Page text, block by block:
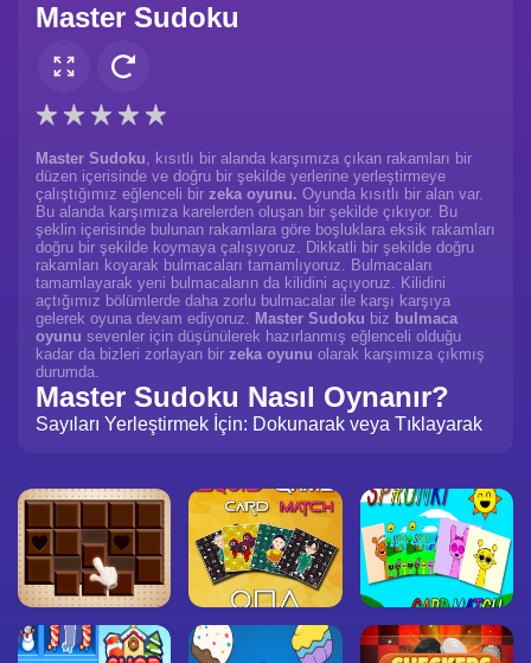
Master Sudoku
Master Sudoku, kısıtlı bir alanda karşımıza çıkan rakamları bir
düzen içerisinde ve doğru bir şekilde yerlerine yerleştirmeye
çalıştığımız eğlenceli bir zeka oyunu. Oyunda kısıtlı bir alan var.
Bu alanda karşımıza karelerden oluşan bir şekilde çıkıyor. Bu
şeklin içerisinde bulunan rakamlara göre boşluklara eksik rakamları
doğru bir şekilde koymaya çalışıyoruz. Dikkatli bir şekilde doğru
rakamları koyarak bulmacaları tamamlıyoruz. Bulmacaları
tamamlayarak yeni bulmacaların da kilidini açıyoruz. Kilidini
açtığımız bölümlerde daha zorlu bulmacalar ile karşı karşıya
gelerek oyuna devam ediyoruz. Master Sudoku biz bulmaca
oyunu sevenler için düşünülerek hazırlanmış eğlenceli olduğu
kadar da bizleri zorlayan bir zeka oyunu olarak karşımıza çıkmış
durumda.
Master Sudoku Nasıl Oynanır?
Sayıları Yerleştirmek İçin: Dokunarak veya Tıklayarak